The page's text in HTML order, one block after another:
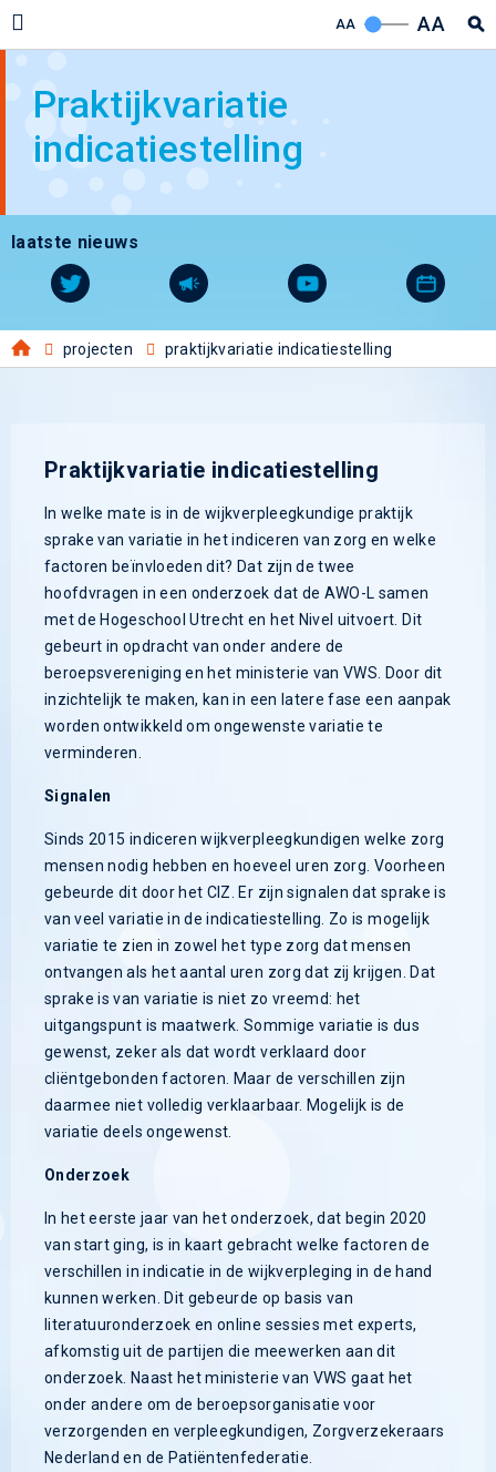
AA AA
Praktijkvariatie
indicatiestelling
laatste nieuws
projecten praktijkvariatie indicatiestelling
Praktijkvariatie indicatiestelling
In welke mate is in de wijkverpleegkundige praktijk
sprake van variatie in het indiceren van zorg en welke
factoren beïnvloeden dit? Dat zijn de twee
hoofdvragen in een onderzoek dat de AWO-L samen
met de Hogeschool Utrecht en het Nivel uitvoert. Dit
gebeurt in opdracht van onder andere de
beroepsvereniging en het ministerie van VWS. Door dit
inzichtelijk te maken, kan in een latere fase een aanpak
worden ontwikkeld om ongewenste variatie te
verminderen.
Signalen
Sinds 2015 indiceren wijkverpleegkundigen welke zorg
mensen nodig hebben en hoeveel uren zorg. Voorheen
gebeurde dit door het CIZ. Er zijn signalen dat sprake is
van veel variatie in de indicatiestelling. Zo is mogelijk
variatie te zien in zowel het type zorg dat mensen
ontvangen als het aantal uren zorg dat zij krijgen. Dat
sprake is van variatie is niet zo vreemd: het
uitgangspunt is maatwerk. Sommige variatie is dus
gewenst, zeker als dat wordt verklaard door
cliëntgebonden factoren. Maar de verschillen zijn
daarmee niet volledig verklaarbaar. Mogelijk is de
variatie deels ongewenst.
Onderzoek
In het eerste jaar van het onderzoek, dat begin 2020
van start ging, is in kaart gebracht welke factoren de
verschillen in indicatie in de wijkverpleging in de hand
kunnen werken. Dit gebeurde op basis van
literatuuronderzoek en online sessies met experts,
afkomstig uit de partijen die meewerken aan dit
onderzoek. Naast het ministerie van VWS gaat het
onder andere om de beroepsorganisatie voor
verzorgenden en verpleegkundigen, Zorgverzekeraars
Nederland en de Patiëntenfederatie.